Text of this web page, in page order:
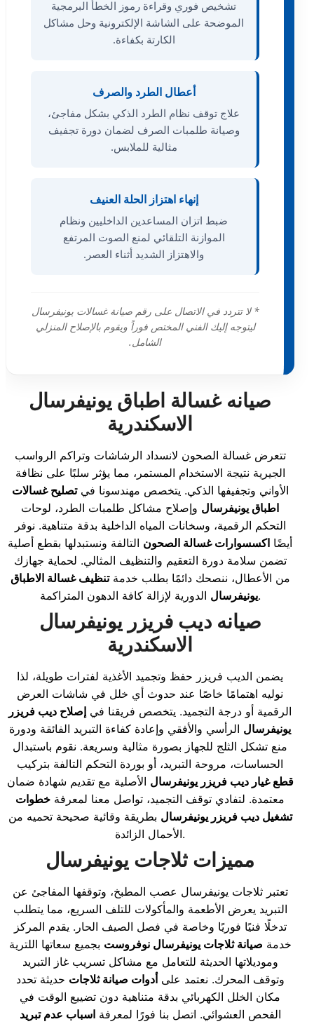
تشخيص فوري وقراءة رموز الخطأ البرمجية
الموضحة على الشاشة الإلكترونية وحل مشاكل
الكارتة بكفاءة.
أعطال الطرد والصرف
علاج توقف نظام الطرد الذكي بشكل مفاجئ،
وصيانة طلمبات الصرف لضمان دورة تجفيف
مثالية للملابس.
إنهاء اهتزاز الحلة العنيف
ضبط اتزان المساعدين الداخليين ونظام
الموازنة التلقائي لمنع الصوت المرتفع
والاهتزاز الشديد أثناء العصر.
* لا تتردد في الاتصال على رقم صيانة غسالات يونيفرسال
ليتوجه إليك الفني المختص فوراً ويقوم بالإصلاح المنزلي
الشامل.
صيانه غسالة اطباق يونيفرسال
الاسكندرية
تتعرض غسالة الصحون لانسداد الرشاشات وتراكم الرواسب
الجيرية نتيجة الاستخدام المستمر، مما يؤثر سلبًا على نظافة
الأواني وتجفيفها الذكي. يتخصص مهندسونا فيتصليح غسالات
اطباق يونيفرسال وإصلاح مشاكل طلمبات الطرد، لوحات
التحكم الرقمية، وسخانات المياه الداخلية بدقة متناهية. نوفر
أيضًا اكسسوارات غسالة الصحون التالفة ونستبدلها بقطع أصلية
تضمن سلامة دورة التعقيم والتنظيف المثالي. لحماية جهازك
من الأعطال، ننصحك دائمًا بطلب خدمةتنظيف غسالة الاطباق
يونيفرسالالدورية لإزالة كافة الدهون المتراكمة.
صيانه ديب فريزر يونيفرسال
الاسكندرية
يضمن الديب فريزر حفظ وتجميد الأغذية لفترات طويلة، لذا
نوليه اهتمامًا خاصًا عند حدوث أي خلل في شاشات العرض
الرقمية أو درجة التجميد. يتخصص فريقنا في إصلاح ديب فريزر
يونيفرسال الرأسي والأفقي وإعادة كفاءة التبريد الفائقة ودورة
منع تشكل الثلج للجهاز بصورة مثالية وسريعة. نقوم باستبدال
الحساسات، مروحة التبريد، أو بوردة التحكم التالفة بتركيب
قطع غيار ديب فريزر يونيفرسال الأصلية مع تقديم شهادة ضمان
معتمدة. لتفادي توقف التجميد، تواصل معنا لمعرفة خطوات
تشغيل ديب فريزر يونيفرسال بطريقة وقائية صحيحة تحميه من
الأحمال الزائدة.
مميزات ثلاجات يونيفرسال
تعتبر ثلاجات يونيفرسال عصب المطبخ، وتوقفها المفاجئ عن
التبريد يعرض الأطعمة والمأكولات للتلف السريع، مما يتطلب
تدخلًا فنيًا فوريًا وخاصة في فصل الصيف الحار. يقدم المركز
خدمة صيانة ثلاجات يونيفرسال نوفروست بجميع سعاتها اللترية
وموديلاتها الحديثة للتعامل مع مشاكل تسريب غاز التبريد
وتوقف المحرك. نعتمد على أدوات صيانة ثلاجات حديثة تحدد
مكان الخلل الكهربائي بدقة متناهية دون تضييع الوقت في
الفحص العشوائي. اتصل بنا فورًا لمعرفةاسباب عدم تبريد